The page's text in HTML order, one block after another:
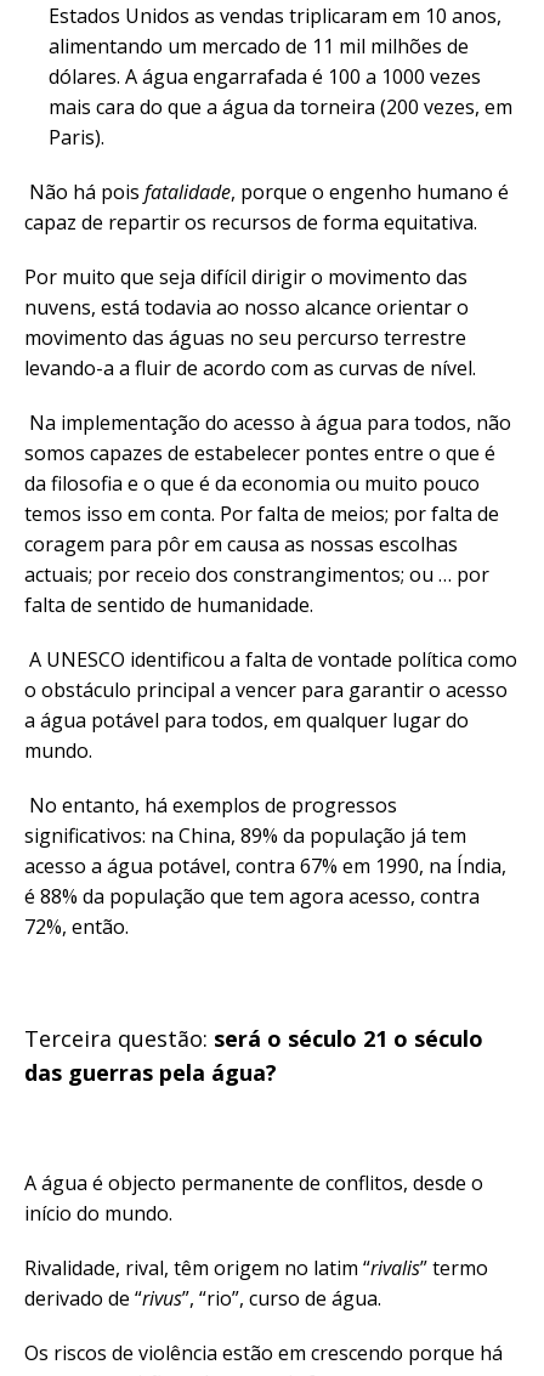
Estados Unidos as vendas triplicaram em 10 anos,
alimentando um mercado de 11 mil milhões de
dólares. A água engarrafada é 100 a 1000 vezes
mais cara do que a água da torneira (200 vezes, em
Paris).
Não há pois fatalidade, porque o engenho humano é
capaz de repartir os recursos de forma equitativa.
Por muito que seja difícil dirigir o movimento das
nuvens, está todavia ao nosso alcance orientar o
movimento das águas no seu percurso terrestre
levando-a a fluir de acordo com as curvas de nível.
Na implementação do acesso à água para todos, não
somos capazes de estabelecer pontes entre o que é
da filosofia e o que é da economia ou muito pouco
temos isso em conta. Por falta de meios; por falta de
coragem para pôr em causa as nossas escolhas
actuais; por receio dos constrangimentos; ou … por
falta de sentido de humanidade.
A UNESCO identificou a falta de vontade política como
o obstáculo principal a vencer para garantir o acesso
a água potável para todos, em qualquer lugar do
mundo.
No entanto, há exemplos de progressos
significativos: na China, 89% da população já tem
acesso a água potável, contra 67% em 1990, na Índia,
é 88% da população que tem agora acesso, contra
72%, então.
Terceira questão: será o século 21 o século
das guerras pela água?
A água é objecto permanente de conflitos, desde o
início do mundo.
Rivalidade, rival, têm origem no latim “rivalis” termo
derivado de “rivus”, “rio”, curso de água.
Os riscos de violência estão em crescendo porque há